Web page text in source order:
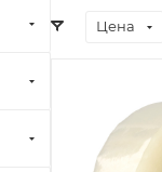
Цена